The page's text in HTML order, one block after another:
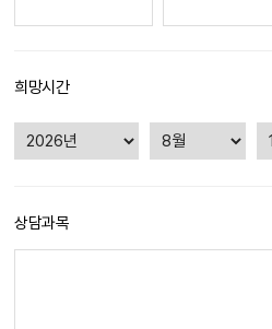
희망시간
상담과목